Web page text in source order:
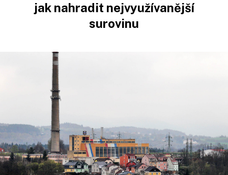
jak nahradit nejvyužívanější
surovinu